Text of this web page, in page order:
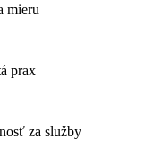
mieru
prax
za služby